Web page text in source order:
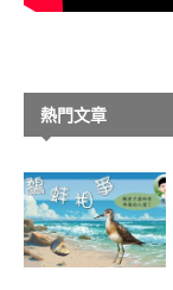
熱門文章